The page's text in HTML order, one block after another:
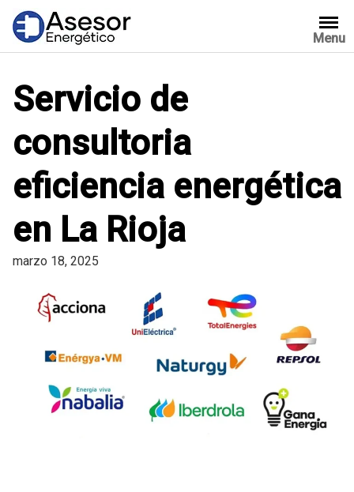
Saltar
contenido
Menu
Servicio de
consultoria
eficiencia energética
en La Rioja
marzo 18, 2025